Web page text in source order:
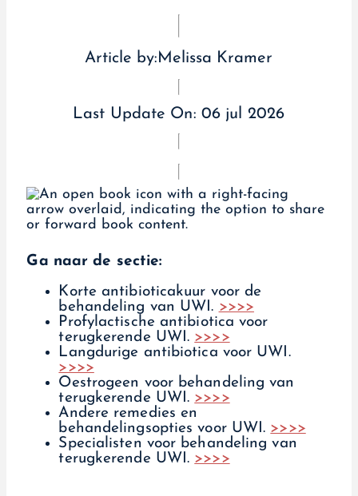
Article by:Melissa Kramer
Last Update On: 06 jul 2026
Ga naar de sectie:
Korte antibioticakuur voor de
behandeling van UWI. >>>>
Profylactische antibiotica voor
terugkerende UWI. >>>>
Langdurige antibiotica voor UWI.
>>>>
Oestrogeen voor behandeling van
terugkerende UWI. >>>>
Andere remedies en
behandelingsopties voor UWI. >>>>
Specialisten voor behandeling van
terugkerende UWI. >>>>